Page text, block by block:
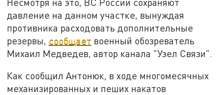
давление на данном участке, вынуждая
противника расходовать дополнительные
резервы, сообщает военный обозреватель
Михаил Медведев, автор канала "Узел Связи".
Как сообщил Антонюк, в ходе многомесячных
механизированных и пеших накатов